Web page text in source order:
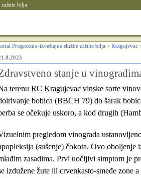
bilja
Prognozno-izveštajne službe zaštite bilja > Kragujevac
stanje u
terenu RC Kragujevac vinske sorte
bobica (BBCH 79) do šarak
se očekuje uskoro, a kod drugih
pregledom vinograda
(sušenje) čokota. Ovo oboljenje
zasadima. Prvi uočljivi simptom je
izdužene žute ili crvenkasto-smeđe zone